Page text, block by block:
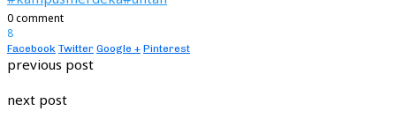
0 comment
8
Facebook Twitter Google + Pinterest
previous post
next post